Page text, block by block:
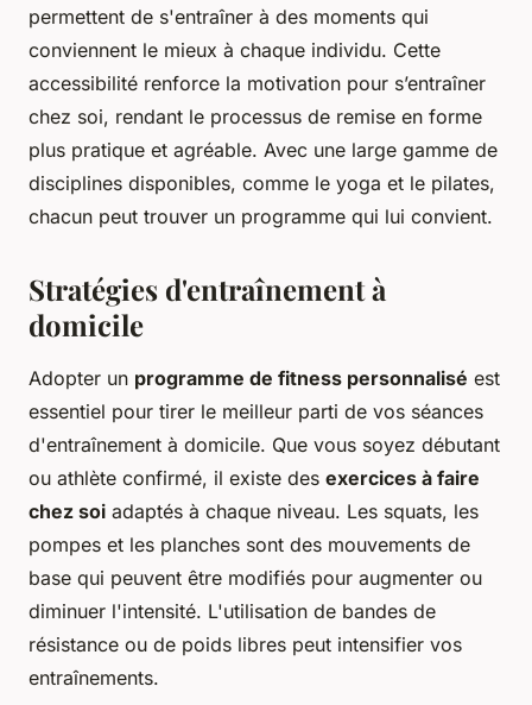
permettent de s'entraîner à des moments qui
conviennent le mieux à chaque individu. Cette
accessibilité renforce la motivation pour s’entraîner
chez soi, rendant le processus de remise en forme
plus pratique et agréable. Avec une large gamme de
disciplines disponibles, comme le yoga et le pilates,
chacun peut trouver un programme qui lui convient.
Stratégies d'entraînement à
domicile
Adopter un programme de fitness personnalisé est
essentiel pour tirer le meilleur parti de vos séances
d'entraînement à domicile. Que vous soyez débutant
ou athlète confirmé, il existe des exercices à faire
chez soi adaptés à chaque niveau. Les squats, les
pompes et les planches sont des mouvements de
base qui peuvent être modifiés pour augmenter ou
diminuer l'intensité. L'utilisation de bandes de
résistance ou de poids libres peut intensifier vos
entraînements.